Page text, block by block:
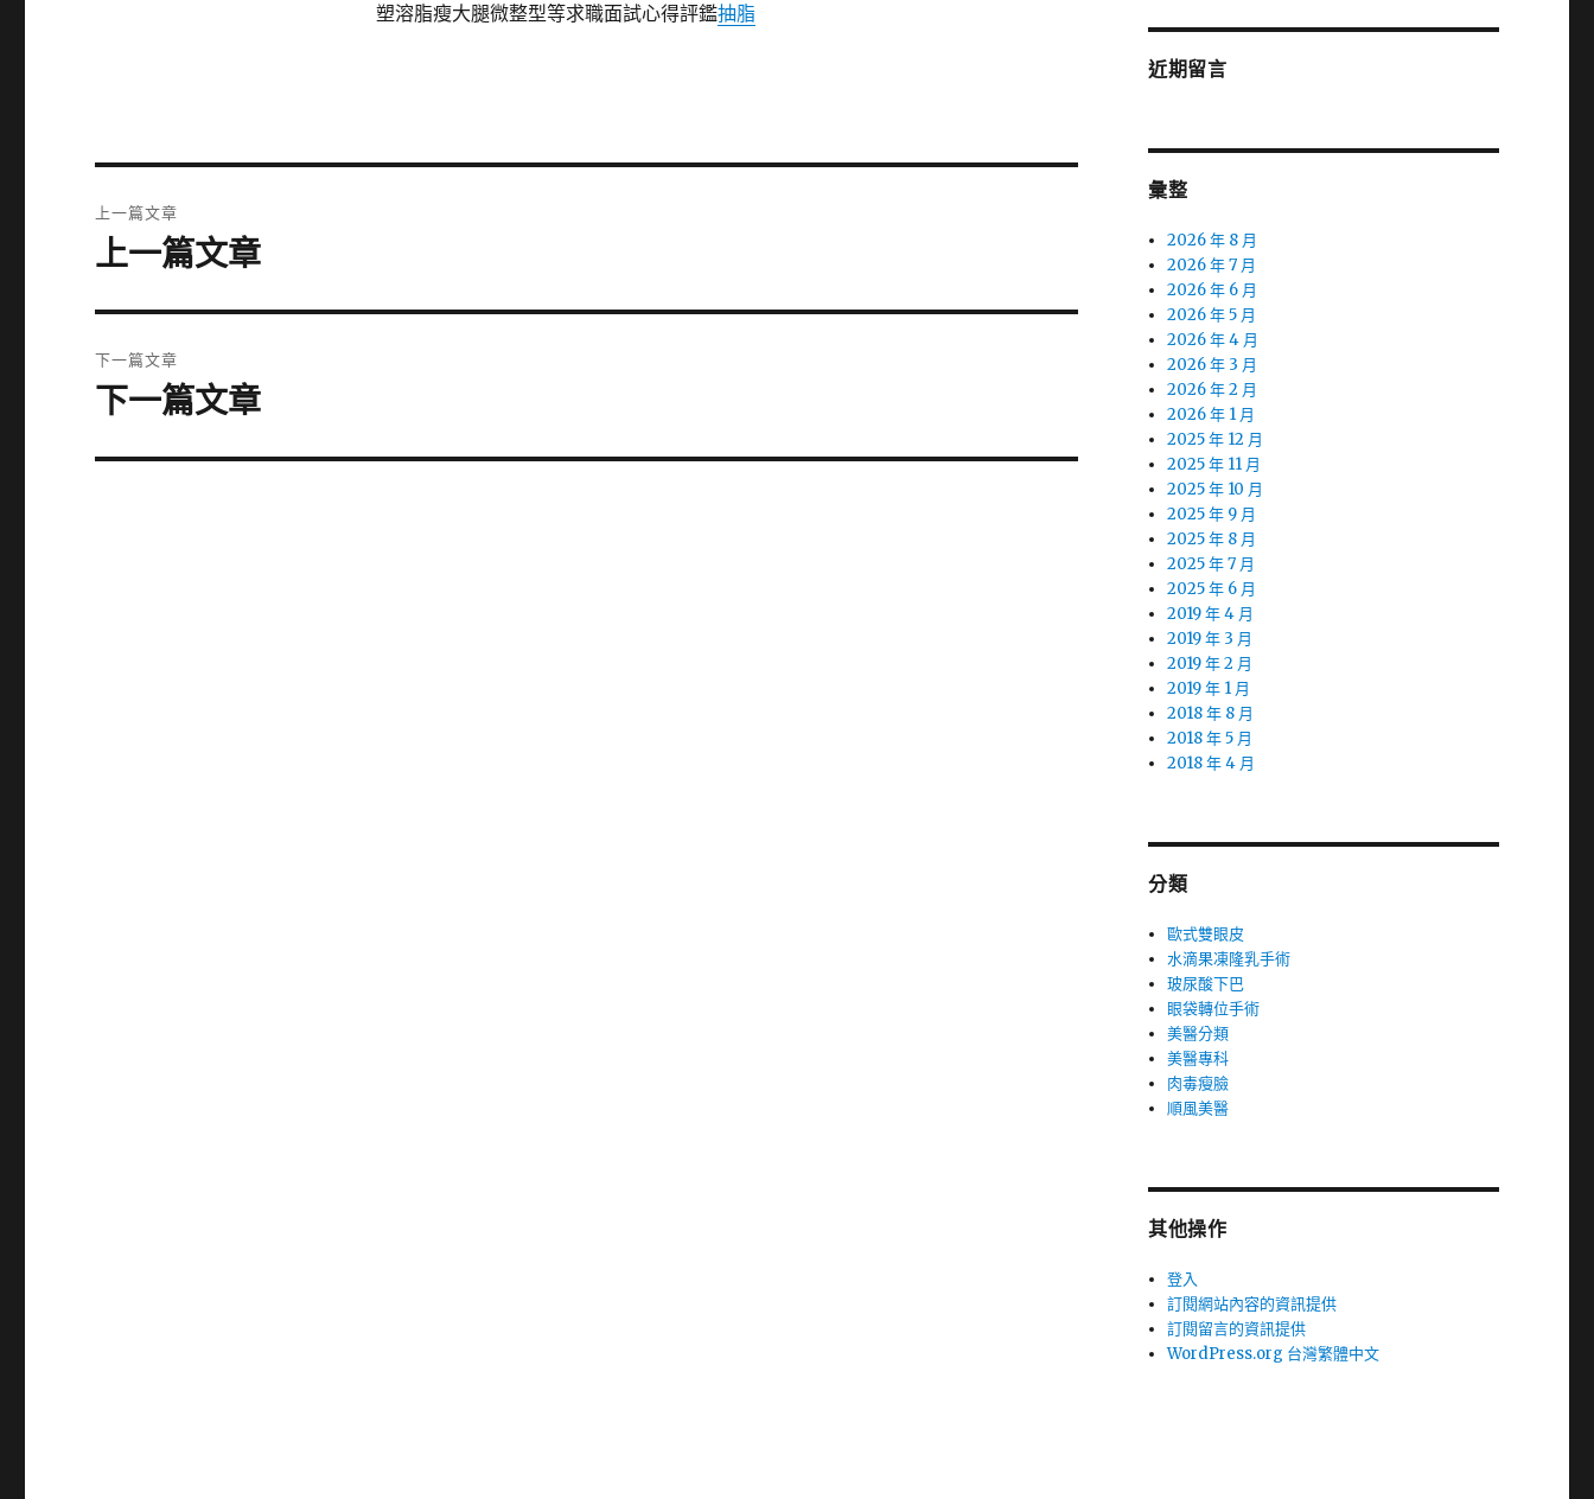
塑溶脂瘦大腿微整型等求職面試心得評鑑抽脂
章
上一篇文章
上
篇
文
章:
上一篇文章
下一篇文章
下
篇
下一篇文章
近期留言
彙整
2026 年 8 月
2026 年 7 月
2026 年 6 月
2026 年 5 月
2026 年 4 月
2026 年 3 月
2026 年 2 月
2026 年 1 月
2025 年 12 月
2025 年 11 月
2025 年 10 月
2025 年 9 月
2025 年 8 月
2025 年 7 月
2025 年 6 月
2019 年 4 月
2019 年 3 月
2019 年 2 月
2019 年 1 月
2018 年 8 月
2018 年 5 月
2018 年 4 月
分類
歐式雙眼皮
水滴果凍隆乳手術
玻尿酸下巴
眼袋轉位手術
美醫分類
美醫專科
肉毒瘦臉
順風美醫
其他操作
登入
訂閱網站內容的資訊提供
訂閱留言的資訊提供
WordPress.org 台灣繁體中文